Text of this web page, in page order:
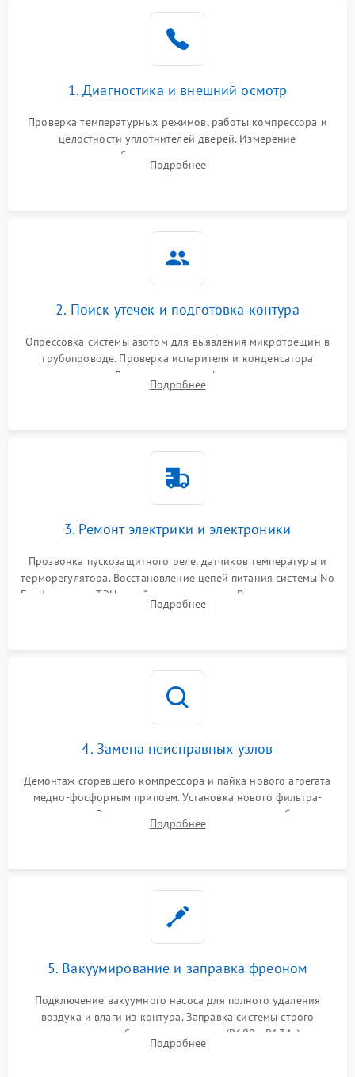
работе
2000 ₽ Подробнее →
1000 ₽
1800 ₽
1. Диагностика и внешний осмотр
Проверка температурных режимов, работы компрессора и
целостности уплотнителей дверей. Измерение
сопротивления обмоток мотора, проверка термостата и
считывание кодов ошибок с электронного дисплея.
Подробнее
2. Поиск утечек и подготовка контура
Опрессовка системы азотом для выявления микротрещин в
трубопроводе. Проверка испарителя и конденсатора
течеискателем. Демонтаж старого фильтра-осушителя и
продувка капиллярной трубки для устранения засоров.
Подробнее
3. Ремонт электрики и электроники
Прозвонка пускозащитного реле, датчиков температуры и
терморегулятора. Восстановление цепей питания системы No
Frost, включая ТЭН оттайки и вентилятор. Ремонт или замена
платы управления при сбоях алгоритмов.
Подробнее
4. Замена неисправных узлов
Демонтаж сгоревшего компрессора и пайка нового агрегата
медно-фосфорным припоем. Установка нового фильтра-
осушителя. Замена изношенных вентиляторов обдува,
сломанных заслонок или поврежденных дверных петель.
Подробнее
5. Вакуумирование и заправка фреоном
Подключение вакуумного насоса для полного удаления
воздуха и влаги из контура. Заправка системы строго
дозированным объемом хладагента (R600a, R134a) по
электронным весам. Контроль рабочего давления в системе.
Подробнее